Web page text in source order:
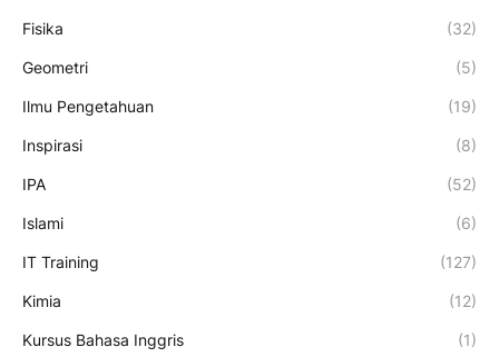
Fisika (32)
Geometri (5)
Ilmu Pengetahuan (19)
Inspirasi (8)
IPA (52)
Islami (6)
IT Training (127)
Kimia (12)
Kursus Bahasa Inggris (1)